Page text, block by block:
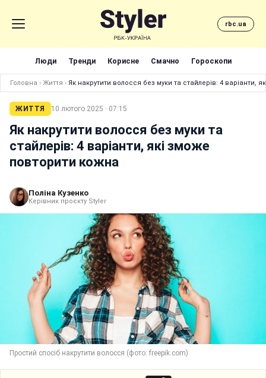
rbc.ua
Люди Тренди Корисне Смачно Гороскопи
Головна › Життя › Як накрутити волосся без муки та стайлерів: 4 варіанти,
ЖИТТЯ 10 лютого 2025 · 07:15
Як накрутити волосся без муки та
стайлерів: 4 варіанти, які зможе
повторити кожна
Поліна Кузенко
Керівник проєкту Styler
Простий спосіб накрутити волосся (фото: freepik.com)